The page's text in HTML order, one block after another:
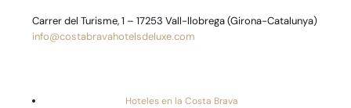
Carrer del Turisme, 1 – 17253 Vall-llobrega (Girona-Catalunya)
info@costabravahotelsdeluxe.com
Hoteles en la Costa Brava